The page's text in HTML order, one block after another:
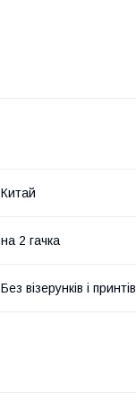
Китай
на 2 гачка
Без візерунків і принтів